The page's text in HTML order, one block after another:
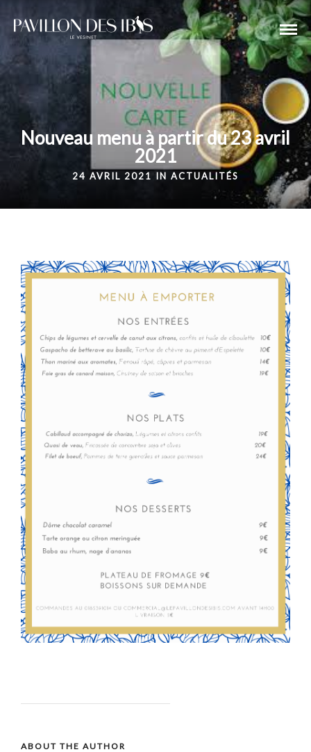
Nouveau menu à partir du 23 avril
2021
24 AVRIL 2021 IN ACTUALITÉS
ABOUT THE AUTHOR